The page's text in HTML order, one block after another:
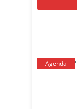
Agenda